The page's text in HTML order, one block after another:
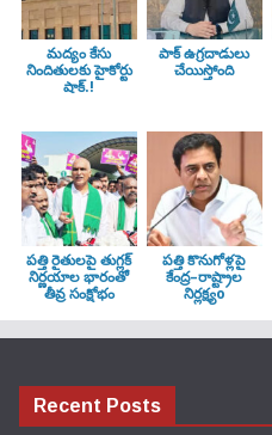
మద్యం కేసు
నిందితులకు హైకోర్టు
షాక్.!
పాక్ ఉగ్రదాడులు
చేయిస్తోంది
పత్తి రైతులపై తుగ్లక్‌
నిర్ణయాల భారంతో
తీవ్ర సంక్షోభం
పత్తి కొనుగోళ్లపై
కేంద్ర–రాష్ట్రాల
నిర్లక్ష్యo
Recent Posts